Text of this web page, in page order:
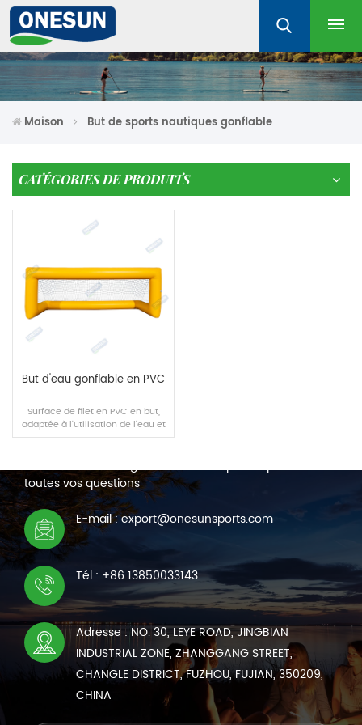
Maison But de sports nautiques gonflable
CATÉGORIES DE PRODUITS
But d'eau gonflable en PVC
Surface de filet en PVC en but,
adaptée à l'utilisation de l'eau et
de la terre, et facile à transporter.
LIRE LA SUITE
NOUS CONTACTER
Nous sommes en ligne 7*24 heures pour répondre à
toutes vos questions
E-mail : export@onesunsports.com
Tél : +86 13850033143
Adresse : NO. 30, LEYE ROAD, JINGBIAN
INDUSTRIAL ZONE, ZHANGGANG STREET,
CHANGLE DISTRICT, FUZHOU, FUJIAN, 350209,
CHINA